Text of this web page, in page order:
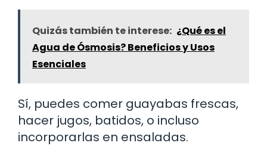
Quizás también te interese: ¿Qué es el
Agua de Ósmosis? Beneficios y Usos
Esenciales
Sí, puedes comer guayabas frescas,
hacer jugos, batidos, o incluso
incorporarlas en ensaladas.